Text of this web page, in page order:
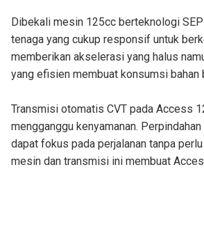
Dibekali mesin 125cc berteknologi
tenaga yang cukup responsif untuk
memberikan akselerasi yang halus
yang efisien membuat konsumsi bahan
Transmisi otomatis CVT pada Access
mengganggu kenyamanan.
dapat fokus pada perjalanan tanpa
mesin dan transmisi ini membuat